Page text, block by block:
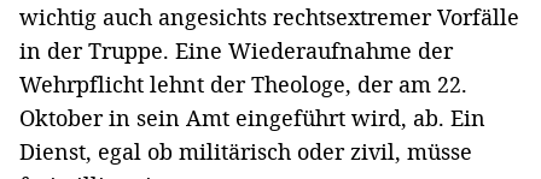
wichtig auch angesichts rechtsextremer Vorfälle
in der Truppe. Eine Wiederaufnahme der
Wehrpflicht lehnt der Theologe, der am 22.
Oktober in sein Amt eingeführt wird, ab. Ein
Dienst, egal ob militärisch oder zivil, müsse